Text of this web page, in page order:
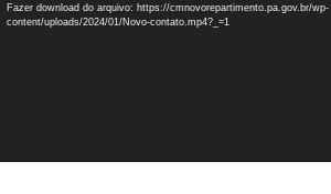
Fazer download do arquivo: https://cmnovorepartimento.pa.gov.br/wp-
content/uploads/2024/01/Novo-contato.mp4?_=1